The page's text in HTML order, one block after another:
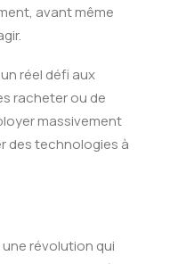
avant même
réel défi aux
racheter ou de
massivement
des technologies à
révolution qui